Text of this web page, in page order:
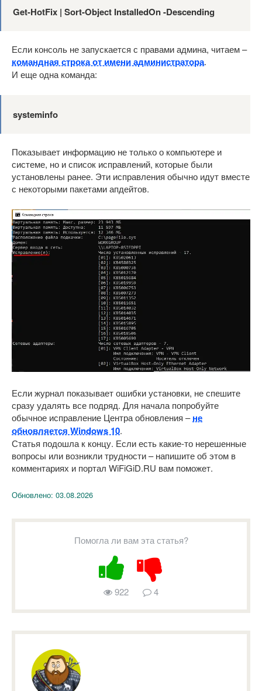
Get-HotFix | Sort-Object InstalledOn -Descending
Если консоль не запускается с правами админа, читаем –
командная строка от имени администратора.
И еще одна команда:
systeminfo
Показывает информацию не только о компьютере и
системе, но и список исправлений, которые были
установлены ранее. Эти исправления обычно идут вместе
с некоторыми пакетами апдейтов.
Если журнал показывает ошибки установки, не спешите
сразу удалять все подряд. Для начала попробуйте
обычное исправление Центра обновления –не
обновляется Windows 10.
Статья подошла к концу. Если есть какие-то нерешенные
вопросы или возникли трудности – напишите об этом в
комментариях и портал WiFiGiD.RU вам поможет.
Обновлено: 03.08.2026
Помогла ли вам эта статья?
922 4